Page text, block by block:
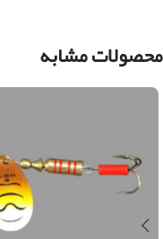
محصولات مشابه